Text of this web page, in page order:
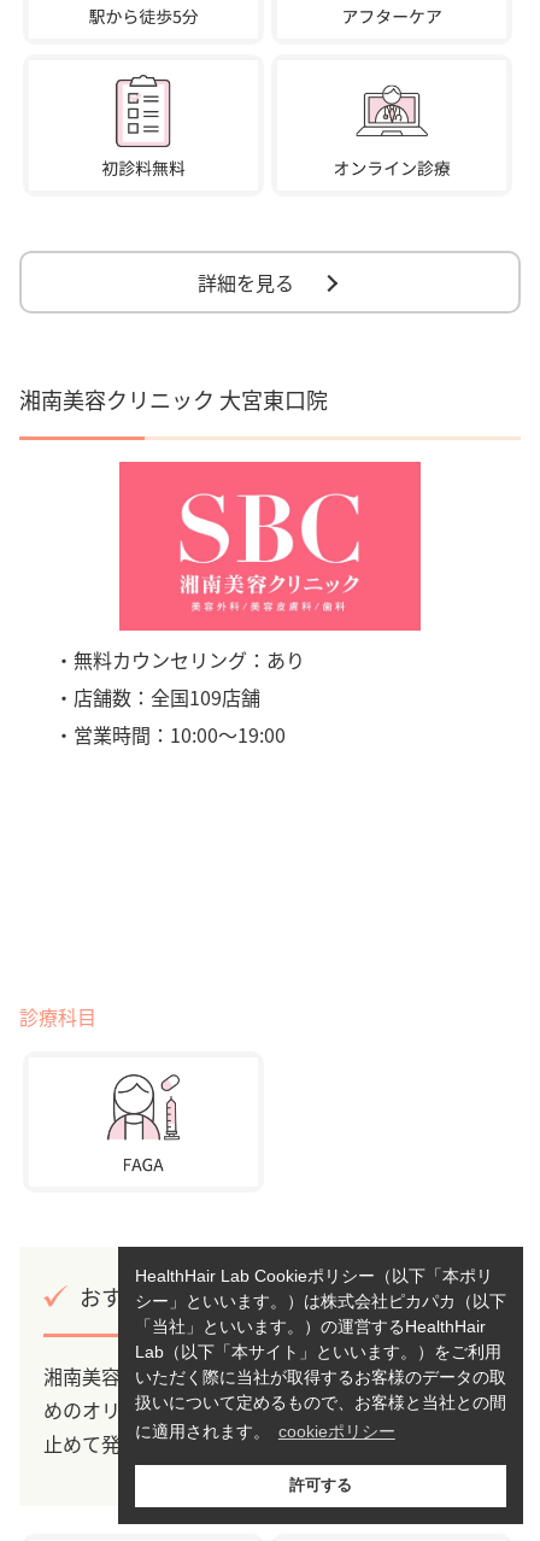
詳細を見る
湘南美容クリニック 大宮東口院
・無料カウンセリング：あり
・店舗数：全国109店舗
・営業時間：10:00〜19:00
診療科目
おすすめポイント
湘南美容クリニックのFAGA治療の特徴は、女性のた
めのオリジナルの治療薬を用いて、抜け毛の進行を
止めて発毛しやすい環境に体を整えてくれます。
HealthHair Lab Cookieポリシー（以下「本ポリ
シー」といいます。）は株式会社ピカパカ（以下
「当社」といいます。）の運営するHealthHair
Lab（以下「本サイト」といいます。）をご利用
いただく際に当社が取得するお客様のデータの取
扱いについて定めるもので、お客様と当社との間
に適用されます。
cookieポリシー
許可する